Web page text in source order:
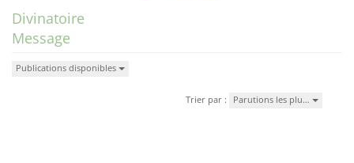
Divinatoire
Message
Publications disponibles
Trier par : Parutions les plu…